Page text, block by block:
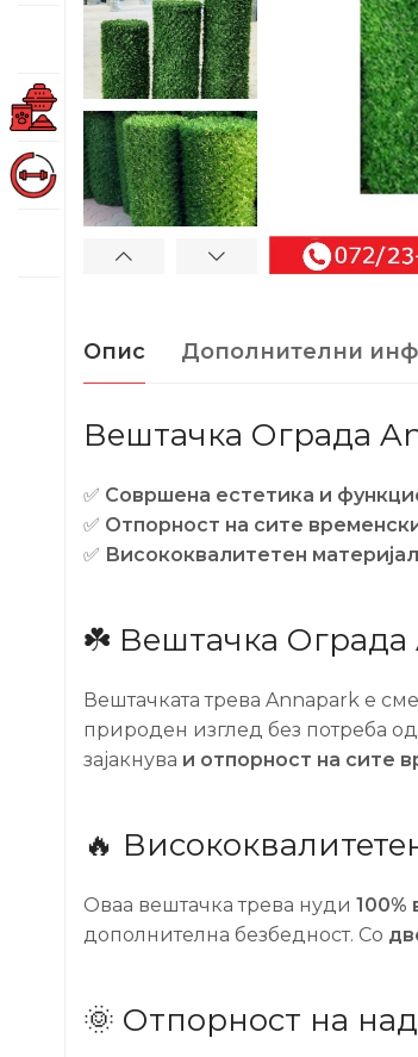
Опис Дополнителни
Вештачка Ограда
✅ Совршена естетика и
✅ Отпорност на сите
✅ Висококвалитетен
☘️ Вештачка Ограда
Вештачката трева Annapark е
природен изглед без потреба
зајакнува и отпорност на сите
🔥
Оваа вештачка трева нуди
дополнителна безбедност. Со
🌞 Отпорност на